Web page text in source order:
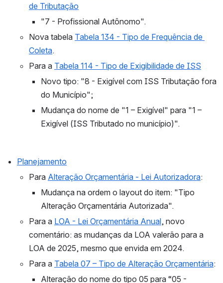
de Tributação
"7 - Profissional Autônomo".
Nova tabela Tabela 134 - Tipo de Frequência de
Coleta.
Para a Tabela 114 - Tipo de Exigibilidade de ISS
Novo tipo: "8 - Exigível com ISS Tributação fora
do Município";
Mudança do nome de "1 – Exigível" para "1 –
Exigível (ISS Tributado no município)".
Planejamento
Para Alteração Orçamentária - Lei Autorizadora:
Mudança na ordem o layout do item: "Tipo
Alteração Orçamentária Autorizada".
Para a LOA - Lei Orçamentária Anual, novo
comentário: as mudanças da LOA valerão para a
LOA de 2025, mesmo que envida em 2024.
Para a Tabela 07 – Tipo de Alteração Orçamentária:
Alteração do nome do tipo 05 para “05 -